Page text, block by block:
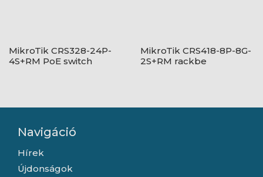
MikroTik CRS328-24P-
4S+RM PoE switch
MikroTik CRS418-8P-8G-
2S+RM rackbe
Navigáció
Hírek
Újdonságok